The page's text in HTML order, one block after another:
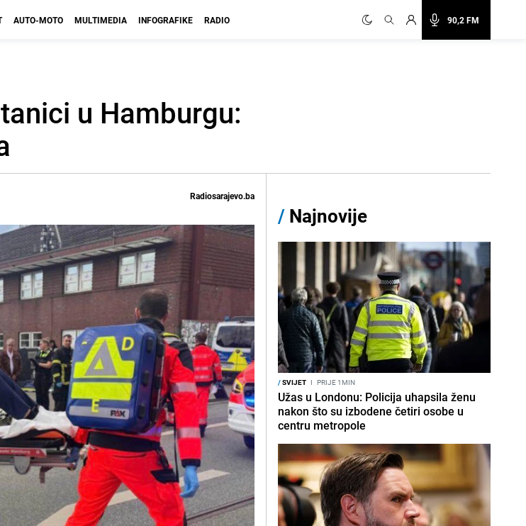
90,2 FM
AUTO-MOTO MULTIMEDIA INFOGRAFIKE RADIO
u Hamburgu:
Radiosarajevo.ba
/ Najnovije
/SVIJET I PRIJE 1MIN
Užas u Londonu: Policija uhapsila ženu
nakon što su izbodene četiri osobe u
centru metropole